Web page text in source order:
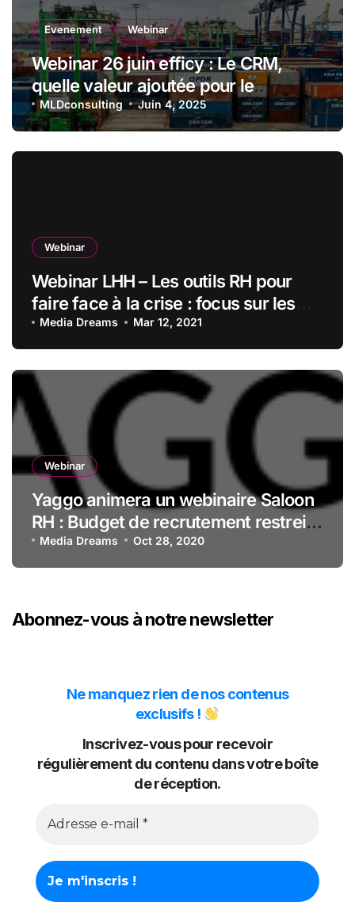
Evenement Webinar
Webinar 26 juin efficy : Le CRM,
quelle valeur ajoutée pour le
transport et la logistique ?
MLDconsulting Juin 4, 2025
Webinar
Webinar LHH – Les outils RH pour
faire face à la crise : focus sur les
secteurs aéronautique, spatial et
métallurgique.
Media Dreams Mar 12, 2021
Webinar
Yaggo animera un webinaire Saloon
RH : Budget de recrutement restreint
: comment attirer et recruter les
meilleurs talents ?
Media Dreams Oct 28, 2020
Abonnez-vous à notre newsletter
Ne manquez rien de nos contenus
exclusifs !
Inscrivez-vous pour recevoir
régulièrement du contenu dans votre boîte
de réception.